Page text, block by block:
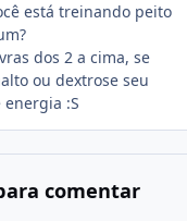
está treinando peito
dos 2 a cima, se
ou dextrose seu
:S
comentar